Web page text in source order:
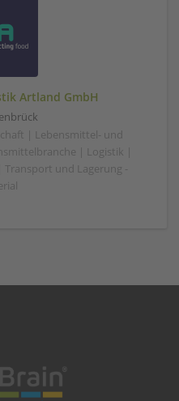
Artland GmbH
| Lebensmittel- und
| Logistik |
und Lagerung -